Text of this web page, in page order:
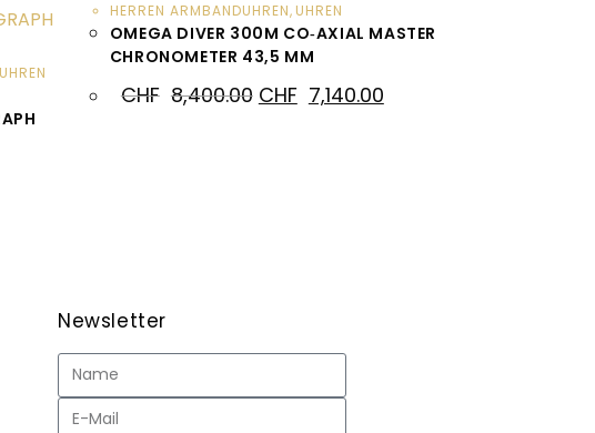
UHREN
HERREN ARMBANDUHREN, UHREN
OMEGA DIVER 300M CO‑AXIAL MASTER
CHRONOMETER 43,5 MM
CHF 8,400.00 CHF 7,140.00
Newsletter